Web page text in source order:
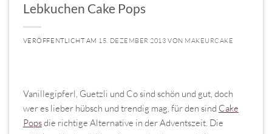
Lebkuchen Cake Pops
VERÖFFENTLICHT AM 15. DEZEMBER 2013 VON MAKEURCAKE
Vanillegipferl, Guetzli und Co sind schön und gut, doch
wer es lieber hübsch und trendig mag, für den sind Cake
Popsdie richtige Alternative in der Adventszeit. Die